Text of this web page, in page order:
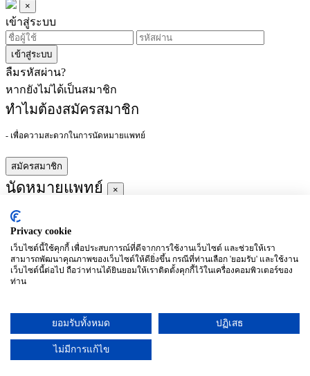
×
เข้าสู่ระบบ
เข้าสู่ระบบ
ลืมรหัสผ่าน?
หากยังไม่ได้เป็นสมาชิก
ทำไมต้องสมัครสมาชิก
- เพื่อความสะดวกในการนัดหมายแพทย์
สมัครสมาชิก
นัดหมายแพทย์ ×
ผู้ชำนาญการ
ประจำ :
อาทิตย์
จันทร์
(27/09)
อังคาร
(28/09)
พุธ
พฤหัสบดี
ศุกร์
เสาร์
Privacy cookie
เว็บไซต์นี้ใช้คุกกี้ เพื่อประสบการณ์ที่ดีจากการใช้งานเว็บไซต์ และช่วยให้เรา
สามารถพัฒนาคุณภาพของเว็บไซต์ให้ดียิ่งขึ้น กรณีที่ท่านเลือก 'ยอมรับ' และใช้งาน
เว็บไซต์นี้ต่อไป ถือว่าท่านได้ยินยอมให้เราติดตั้งคุกกี้ไว้ในเครื่องคอมพิวเตอร์ของ
ท่าน
ยอมรับทั้งหมด ปฏิเสธ
ไม่มีการแก้ไข